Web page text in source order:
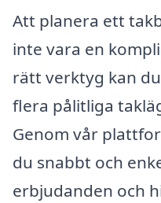
Att planera ett
inte vara en
rätt verktyg kan
flera pålitliga
Genom vår
du snabbt och
erbjudanden och